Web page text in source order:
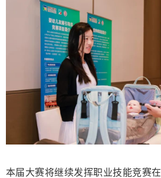
本届大赛将继续发挥职业技能竞赛在